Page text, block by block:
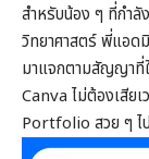
สำหรับน้อง ๆ ที่กำลั
วิทยาศาสตร์ พี่แอด
มาแจกตามสัญญาที่ใ
Canva ไม่ต้องเสีย
Portfolio สวย ๆ ไ